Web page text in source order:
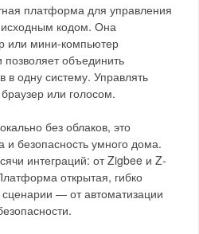
платформа для управления
кодом. Она
или мини-компьютер
позволяет объединить
в одну систему. Управлять
или голосом.
без облаков, это
и безопасность умного дома.
интеграций: от Zigbee и Z-
открытая, гибко
— от автоматизации